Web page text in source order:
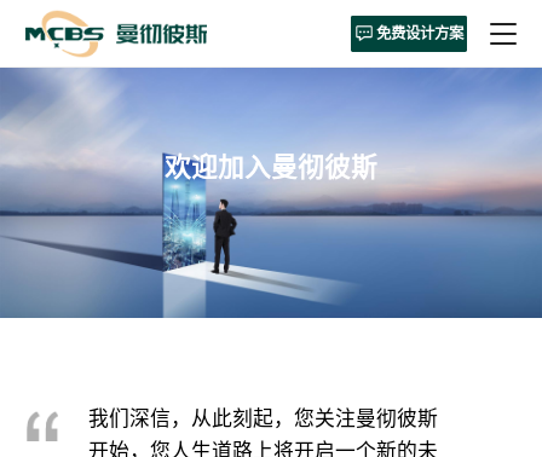
免费设计方案
欢迎加入曼彻彼斯
我们深信，从此刻起，您关注曼彻彼斯
开始，您人生道路上将开启一个新的未